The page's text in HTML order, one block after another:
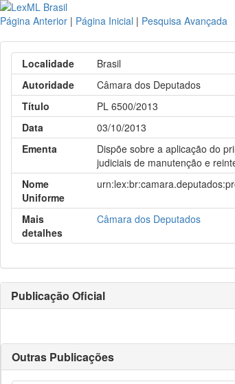
Página Anterior | Página Inicial | Pesquisa Avançada
Localidade
Brasil
Autoridade
Câmara dos Deputados
Título
PL 6500/2013
Data
03/10/2013
Ementa
Dispõe sobre a aplicação do
judiciais de manutenção e
Nome
Uniforme
Mais
detalhes
Câmara dos Deputados
Publicação Oficial
Outras Publicações